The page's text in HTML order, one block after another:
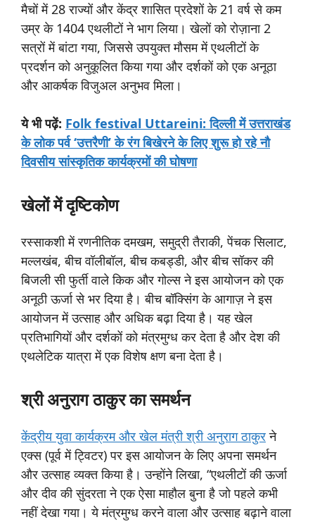
मैचों में 28 राज्यों और केंद्र शासित प्रदेशों के 21 वर्ष से कम
उम्र के 1404 एथलीटों ने भाग लिया। खेलों को रोज़ाना 2
सत्रों में बांटा गया, जिससे उपयुक्त मौसम में एथलीटों के
प्रदर्शन को अनुकूलित किया गया और दर्शकों को एक अनूठा
और आकर्षक विजुअल अनुभव मिला।
ये भी पढ़ें: Folk festival Uttareini: दिल्ली में उत्तराखंड
के लोक पर्व ‘उत्तरैणी’ के रंग बिखेरने के लिए शुरू हो रहे नौ
दिवसीय सांस्कृतिक कार्यक्रमों की घोषणा
खेलोंमेंदृष्टिकोण
रस्साकशी में रणनीतिक दमखम, समुद्री तैराकी, पेंचक सिलाट,
मल्लखंब, बीच वॉलीबॉल, बीच कबड्डी, और बीच सॉकर की
बिजली सी फुर्ती वाले किक और गोल्स ने इस आयोजन को एक
अनूठी ऊर्जा से भर दिया है। बीच बॉक्सिंग के आगाज़ ने इस
आयोजन में उत्साह और अधिक बढ़ा दिया है। यह खेल
प्रतिभागियों और दर्शकों को मंत्रमुग्ध कर देता है और देश की
एथलेटिक यात्रा में एक विशेष क्षण बना देता है।
श्रीअनुरागठाकुरकासमर्थन
केंद्रीय युवा कार्यक्रम और खेल मंत्री श्री अनुराग ठाकुरने
एक्स (पूर्व में ट्विटर) पर इस आयोजन के लिए अपना समर्थन
और उत्साह व्यक्त किया है। उन्होंने लिखा, “एथलीटों की ऊर्जा
और दीव की सुंदरता ने एक ऐसा माहौल बुना है जो पहले कभी
नहीं देखा गया। ये मंत्रमुग्ध करने वाला और उत्साह बढ़ाने वाला